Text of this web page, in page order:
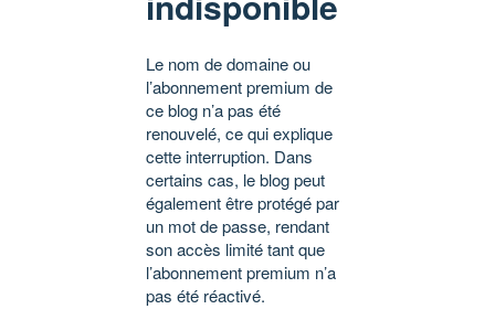
Le nom de domaine ou
l’abonnement premium de
ce blog n’a pas été
renouvelé, ce qui explique
cette interruption. Dans
certains cas, le blog peut
également être protégé par
un mot de passe, rendant
son accès limité tant que
l’abonnement premium n’a
pas été réactivé.